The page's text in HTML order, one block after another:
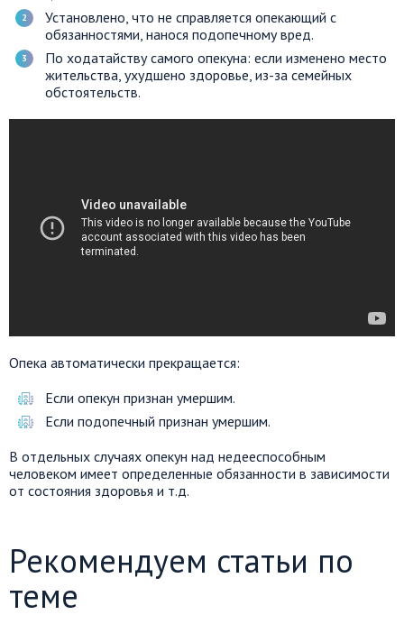
Установлено, что не справляется опекающий с
обязанностями, нанося подопечному вред.
По ходатайству самого опекуна: если изменено место
жительства, ухудшено здоровье, из-за семейных
обстоятельств.
Опека автоматически прекращается:
Если опекун признан умершим.
Если подопечный признан умершим.
В отдельных случаях опекун над недееспособным
человеком имеет определенные обязанности в зависимости
от состояния здоровья и т.д.
Рекомендуем статьи по
теме